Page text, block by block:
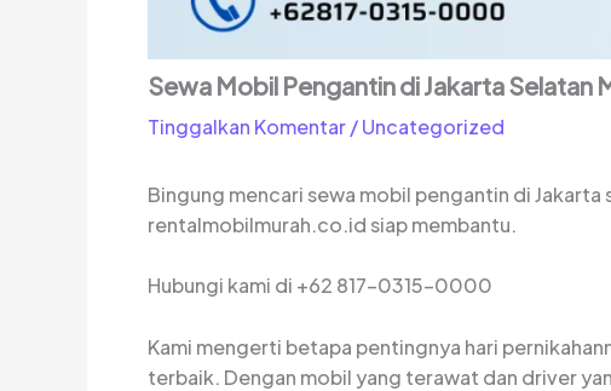
Sewa Mobil Pengantin di Jakarta Selatan
Tinggalkan Komentar/Uncategorized
Bingung mencari sewa mobil pengantin di
rentalmobilmurah.co.id siap membantu.
Hubungi kami di +62 817-0315-0000
Kami mengerti betapa pentingnya hari
terbaik. Dengan mobil yang terawat dan driver